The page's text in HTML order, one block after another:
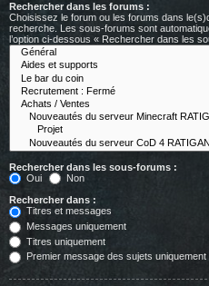
Rechercher dans les forums :
Choisissez le forum ou les forums dans
recherche. Les sous-forums sont
l’option ci-dessous « Rechercher dans les
Rechercher dans les sous-forums :
Oui
Non
Rechercher dans :
Titres et messages
Messages uniquement
Titres uniquement
Premier message des sujets uniquement